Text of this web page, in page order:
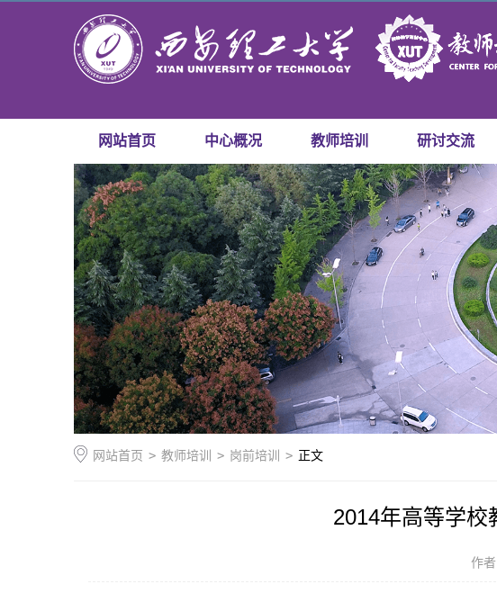
网站首页 中心概况 教师培训 研讨交流
网站首页 > 教师培训 > 岗前培训 > 正文
2014年高等学校
作者